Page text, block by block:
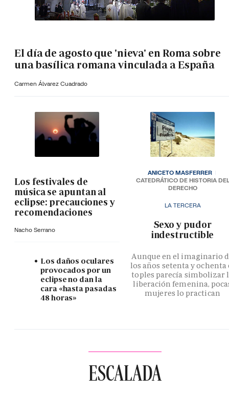
El día de agosto que 'nieva' en Roma sobre
una basílica romana vinculada a España
Carmen Álvarez Cuadrado
Los festivales de
música se apuntan al
eclipse: precauciones y
recomendaciones
Nacho Serrano
Los daños oculares
provocados por un
eclipse no dan la
cara «hasta pasadas
48 horas»
LA TERCERA
­Sexo y pudor
indestructible
Aunque en el imaginario
los años setenta y ochenta
toples parecía simbolizar
liberación femenina,
mujeres lo practican
ANICETO MASFERRER
CATEDRÁTICO DE HISTORIA DEL
DERECHO
ESCALADA